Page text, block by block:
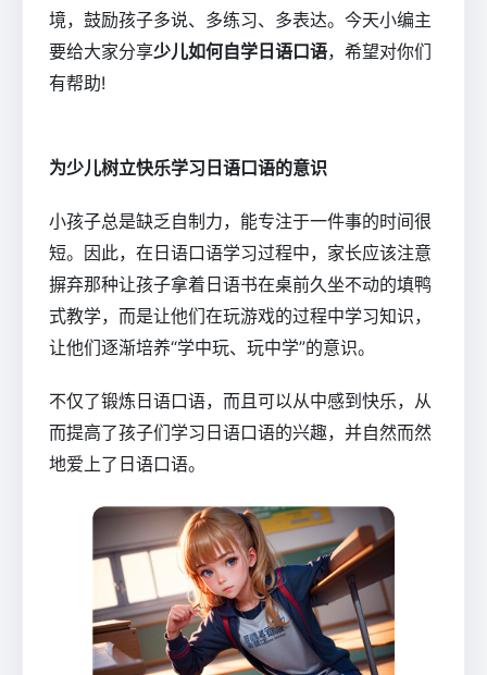
境，鼓励孩子多说、多练习、多表达。今天小编主
要给大家分享少儿如何自学日语口语，希望对你们
有帮助!
为少儿树立快乐学习日语口语的意识
小孩子总是缺乏自制力，能专注于一件事的时间很
短。因此，在日语口语学习过程中，家长应该注意
摒弃那种让孩子拿着日语书在桌前久坐不动的填鸭
式教学，而是让他们在玩游戏的过程中学习知识，
让他们逐渐培养“学中玩、玩中学”的意识。
不仅了锻炼日语口语，而且可以从中感到快乐，从
而提高了孩子们学习日语口语的兴趣，并自然而然
地爱上了日语口语。